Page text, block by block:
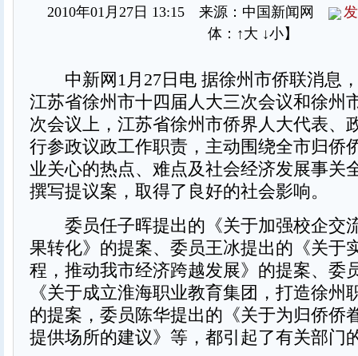
2010年01月27日 13:15 来源：中国新闻网
体： ↑大 ↓小】
中新网1月27日电 据徐州市侨联消息
江苏省徐州市十四届人大三次会议和徐州
次会议上，江苏省徐州市侨界人大代表、
行参政议政工作职责，主动围绕全市归侨
业关心的热点、难点及社会经济发展事关
撰写提议案，取得了良好的社会影响。
委员任子晖提出的《关于加强校企交
果转化》的提案、委员王冰提出的《关于
程，推动我市经济跨越发展》的提案、委
《关于成立淮海职业教育集团，打造徐州
的提案，委员陈华提出的《关于为归侨侨
提供场所的建议》等，都引起了有关部门